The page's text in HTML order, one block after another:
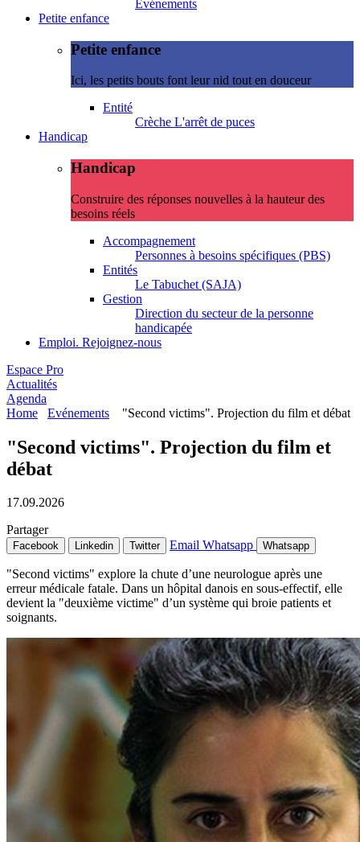
Evénements
Petite enfance
Petite enfance
Ici, les petits bouts font leur nid tout en douceur
Entité
Crèche L'arrêt de puces
Handicap
Handicap
Construire des réponses nouvelles à la hauteur des
besoins réels
Accompagnement
Personnes à besoins spécifiques (PBS)
Entités
Le Tabuchet (SAJA)
Gestion
Direction du secteur de la personne
handicapée
Emploi. Rejoignez-nous
Espace Pro
Actualités
Agenda
Home
Evénements "Second victims". Projection du film et débat
"Second victims". Projection du film et
débat
17.09.2026
Partager
Facebook Linkedin Twitter Email Whatsapp Whatsapp
"Second victims" explore la chute d’une neurologue après une
erreur médicale fatale. Dans un hôpital danois en sous‑effectif, elle
devient la "deuxième victime" d’un système qui broie patients et
soignants.